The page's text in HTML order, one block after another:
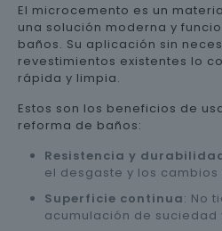
El microcemento es un
una solución moderna y
baños. Su aplicación sin
revestimientos existentes lo
rápida y limpia.
Estos son los beneficios de
reforma de baños:
Resistencia y
el desgaste y los
Superficie continua: No
acumulación de suciedad